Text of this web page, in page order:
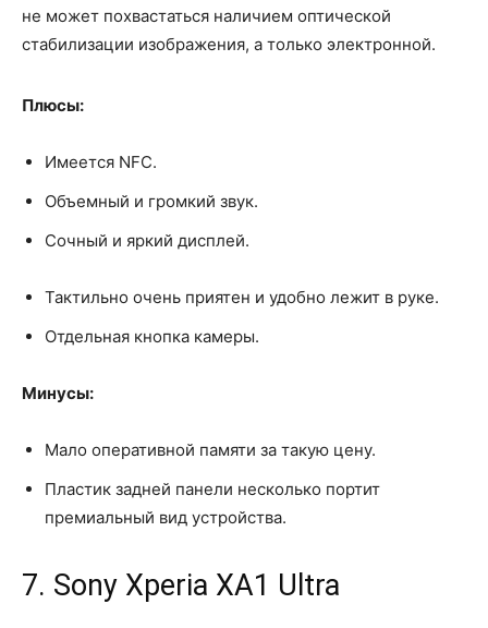
не может похвастаться наличием оптической
стабилизации изображения, а только электронной.
Плюсы:
Имеется NFC.
Объемный и громкий звук.
Сочный и яркий дисплей.
Тактильно очень приятен и удобно лежит в руке.
Отдельная кнопка камеры.
Минусы:
Мало оперативной памяти за такую цену.
Пластик задней панели несколько портит
премиальный вид устройства.
7. Sony Xperia XA1 Ultra